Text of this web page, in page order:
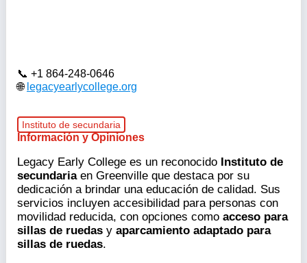
+1 864-248-0646
legacyearlycollege.org
Instituto de secundaria
Información y Opiniones
Legacy Early College es un reconocido Instituto de
secundariaen Greenville que destaca por su
dedicación a brindar una educación de calidad. Sus
servicios incluyen accesibilidad para personas con
movilidad reducida, con opciones como acceso para
sillas de ruedas y aparcamiento adaptado para
sillas de ruedas.